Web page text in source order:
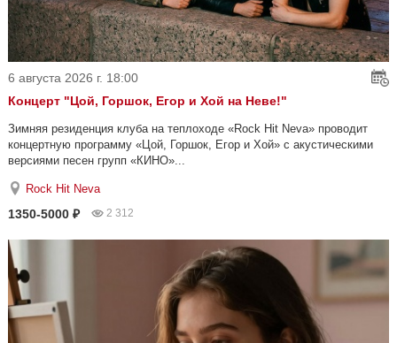
6 августа 2026 г. 18:00
Концерт "Цой, Горшок, Егор и Хой на Неве!"
Зимняя резиденция клуба на теплоходе «Rock Hit Neva» проводит
концертную программу «Цой, Горшок, Егор и Хой» с акустическими
версиями песен групп «КИНО»...
Rock Hit Neva
1350-5000 ₽ 2 312